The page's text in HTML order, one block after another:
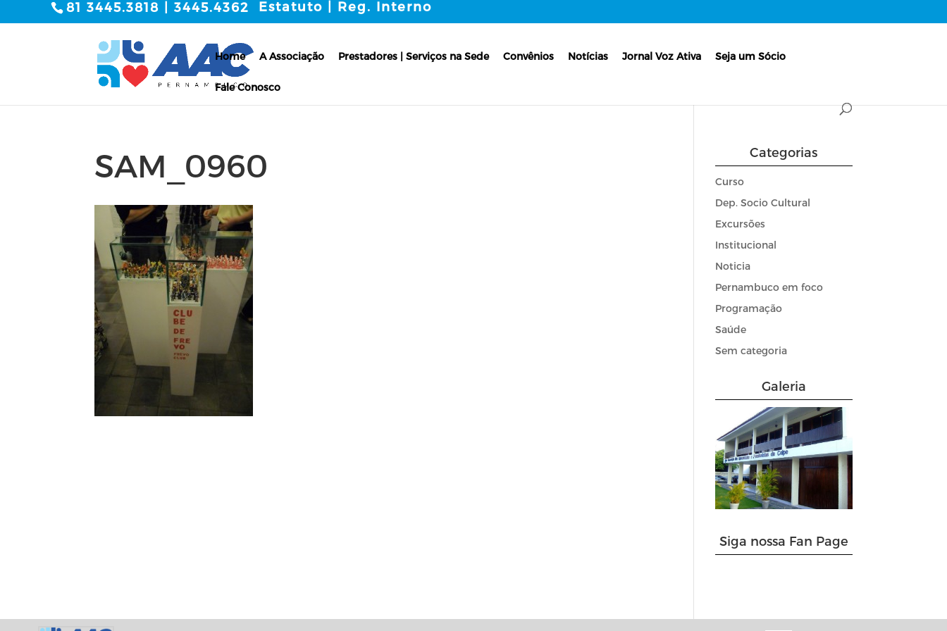
81 3445.3818 | 3445.4362 Estatuto | Reg. Interno
Home A Associação Prestadores | Serviços na Sede Convênios Notícias Jornal Voz Ativa Seja um Sócio
Fale Conosco
SAM_0960 Categorias
Curso
Dep. Socio Cultural
Excursões
Institucional
Noticia
Pernambuco em foco
Programação
Saúde
Sem categoria
Galeria
Siga nossa Fan Page